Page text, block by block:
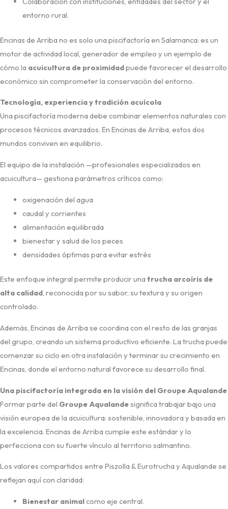
entorno rural.
Encinas de Arriba no es solo una piscifactoría en Salamanca: es un
motor de actividad local, generador de empleo y un ejemplo de
cómo la acuicultura de proximidadpuede favorecer el desarrollo
económico sin comprometer la conservación del entorno.
Tecnología, experiencia y tradición acuícola
Una piscifactoría moderna debe combinar elementos naturales con
procesos técnicos avanzados. En Encinas de Arriba, estos dos
mundos conviven en equilibrio.
El equipo de la instalación —profesionales especializados en
acuicultura— gestiona parámetros críticos como:
oxigenación del agua
caudal y corrientes
alimentación equilibrada
bienestar y salud de los peces
densidades óptimas para evitar estrés
Este enfoque integral permite producir una trucha arcoíris de
alta calidad, reconocida por su sabor, su textura y su origen
controlado.
Además, Encinas de Arriba se coordina con el resto de las granjas
del grupo, creando un sistema productivo eficiente. La trucha puede
comenzar su ciclo en otra instalación y terminar su crecimiento en
Encinas, donde el entorno natural favorece su desarrollo final.
Una piscifactoría integrada en la visión del Groupe Aqualande
Formar parte del Groupe Aqualandesignifica trabajar bajo una
visión europea de la acuicultura: sostenible, innovadora y basada en
la excelencia. Encinas de Arriba cumple este estándar y lo
perfecciona con su fuerte vínculo al territorio salmantino.
Los valores compartidos entre Piszolla & Eurotrucha y Aqualande se
reflejan aquí con claridad:
Bienestar animalcomo eje central.